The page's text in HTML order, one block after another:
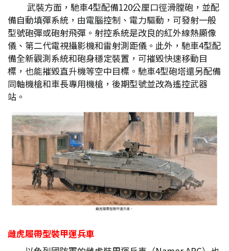
武裝方面，馳車4型配備120公厘口徑滑膛砲，並配
備自動填彈系統，由電腦控制、電力驅動，可發射一般
型號砲彈或砲射飛彈。射控系統是改良的紅外線熱顯像
儀、第二代電視攝影機和雷射測距儀。此外，馳車4型配
備全新觀測系統和砲身穩定裝置，可摧毀快速移動目
標，也能摧毀直升機等空中目標。馳車4型砲塔還另配備
同軸機槍和車長專用機槍，後期型號並改為遙控武器
站。
雌虎履帶型裝甲運兵車